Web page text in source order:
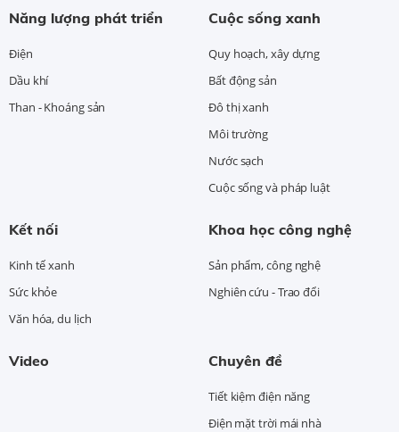
Năng lượng phát triển
Điện
Dầu khí
Than - Khoáng sản
Cuộc sống xanh
Quy hoạch, xây dựng
Bất động sản
Đô thị xanh
Môi trường
Nước sạch
Cuộc sống và pháp luật
Kết nối
Kinh tế xanh
Sức khỏe
Văn hóa, du lịch
Khoa học công nghệ
Sản phẩm, công nghệ
Nghiên cứu - Trao đổi
Video Chuyên đề
Tiết kiệm điện năng
Điện mặt trời mái nhà